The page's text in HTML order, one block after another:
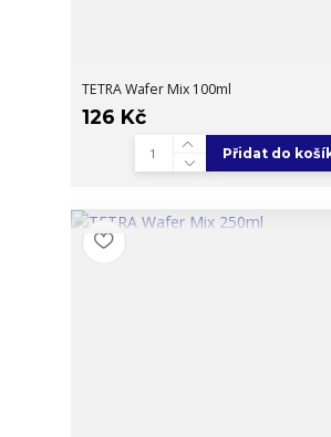
TETRA Wafer Mix 100ml
126 Kč
Přidat do